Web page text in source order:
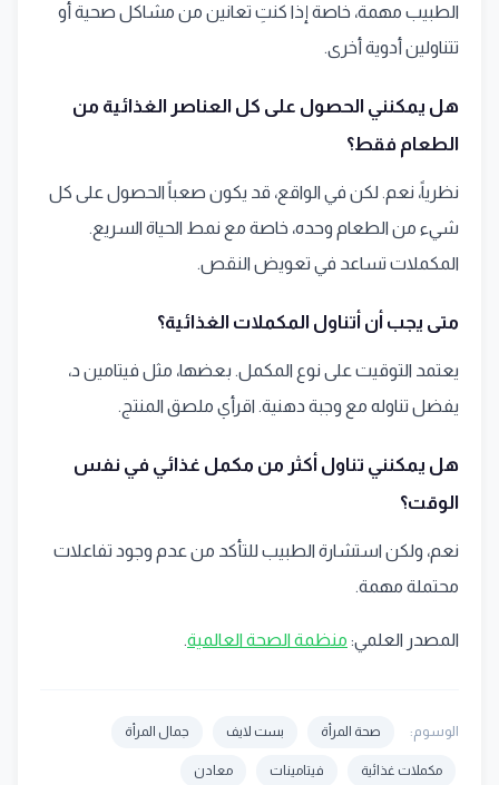
الطبيب مهمة، خاصة إذا كنتِ تعانين من مشاكل صحية أو
تتناولين أدوية أخرى.
هل يمكنني الحصول على كل العناصر الغذائية من
الطعام فقط؟
نظرياً، نعم. لكن في الواقع، قد يكون صعباً الحصول على كل
شيء من الطعام وحده، خاصة مع نمط الحياة السريع.
المكملات تساعد في تعويض النقص.
متى يجب أن أتناول المكملات الغذائية؟
يعتمد التوقيت على نوع المكمل. بعضها، مثل فيتامين د،
يفضل تناوله مع وجبة دهنية. اقرأي ملصق المنتج.
هل يمكنني تناول أكثر من مكمل غذائي في نفس
الوقت؟
نعم، ولكن استشارة الطبيب للتأكد من عدم وجود تفاعلات
محتملة مهمة.
المصدر العلمي: منظمة الصحة العالمية.
الوسوم: صحة المرأة بست لايف جمال المرأة
مكملات غذائية فيتامينات معادن